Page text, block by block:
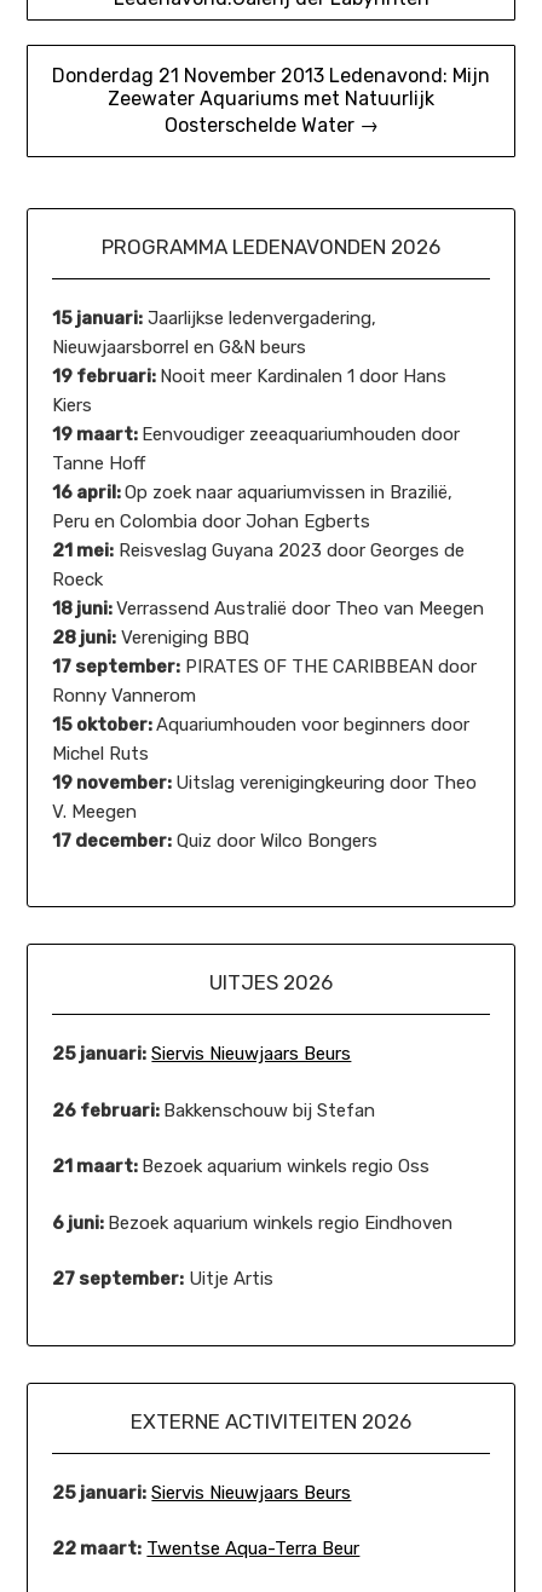
Donderdag 21 November 2013 Ledenavond: Mijn
Zeewater Aquariums met Natuurlijk
Oosterschelde Water →
PROGRAMMA LEDENAVONDEN 2026
15 januari: Jaarlijkse ledenvergadering,
Nieuwjaarsborrel en G&N beurs
19 februari: Nooit meer Kardinalen 1 door Hans
Kiers
19 maart: Eenvoudiger zeeaquariumhouden door
Tanne Hoff
16 april:Op zoek naar aquariumvissen in Brazilië,
Peru en Colombia door Johan Egberts
21 mei: Reisveslag Guyana 2023 door Georges de
Roeck
18 juni:Verrassend Australië door Theo van Meegen
28 juni: Vereniging BBQ
17 september: PIRATES OF THE CARIBBEAN door
Ronny Vannerom
15 oktober:Aquariumhouden voor beginners door
Michel Ruts
19 november: Uitslag verenigingkeuring door Theo
V. Meegen
17 december: Quiz door Wilco Bongers
UITJES 2026
25 januari: Siervis Nieuwjaars Beurs
26 februari: Bakkenschouw bij Stefan
21 maart: Bezoek aquarium winkels regio Oss
6 juni: Bezoek aquarium winkels regio Eindhoven
27 september: Uitje Artis
EXTERNE ACTIVITEITEN 2026
25 januari: Siervis Nieuwjaars Beurs
22 maart: Twentse Aqua-Terra Beur